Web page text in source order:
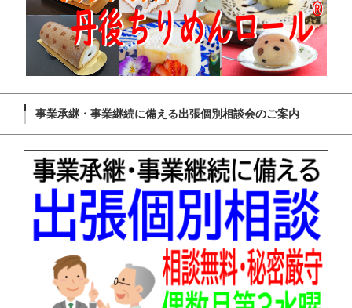
事業承継・事業継続に備える出張個別相談会のご案内